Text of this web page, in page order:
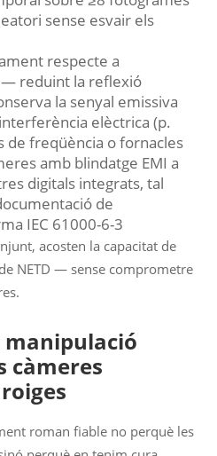
sense esvair els
respecte a
reduint la reflexió
la senyal emissiva
elèctrica (p.
de freqüència o fornacles
amb blindatge EMI a
digitals integrats, tal
de
IEC 61000-6-3
acosten la capacitat de
NETD — sense comprometre
càmeres
roman fiable no perquè les